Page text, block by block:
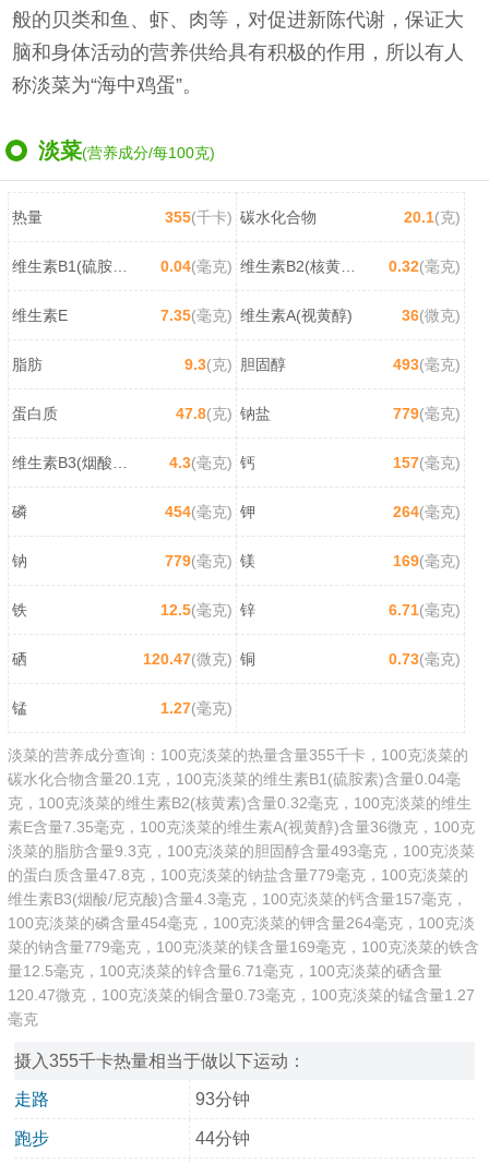
般的贝类和鱼、虾、肉等，对促进新陈代谢，保证大
脑和身体活动的营养供给具有积极的作用，所以有人
称淡菜为“海中鸡蛋”。
淡菜(营养成分/每100克)
热量 355(千卡) 碳水化合物 20.1(克)
维生素B1(硫胺素) 0.04(毫克) 维生素B2(核黄素) 0.32(毫克)
维生素E 7.35(毫克) 维生素A(视黄醇) 36(微克)
脂肪 9.3(克) 胆固醇 493(毫克)
蛋白质 47.8(克) 钠盐 779(毫克)
维生素B3(烟酸/尼克酸) 4.3(毫克) 钙 157(毫克)
磷 454(毫克) 钾 264(毫克)
钠 779(毫克) 镁 169(毫克)
铁 12.5(毫克) 锌 6.71(毫克)
硒 120.47(微克) 铜 0.73(毫克)
锰 1.27(毫克)
淡菜的营养成分查询：100克淡菜的热量含量355千卡，100克淡菜的
碳水化合物含量20.1克，100克淡菜的维生素B1(硫胺素)含量0.04毫
克，100克淡菜的维生素B2(核黄素)含量0.32毫克，100克淡菜的维生
素E含量7.35毫克，100克淡菜的维生素A(视黄醇)含量36微克，100克
淡菜的脂肪含量9.3克，100克淡菜的胆固醇含量493毫克，100克淡菜
的蛋白质含量47.8克，100克淡菜的钠盐含量779毫克，100克淡菜的
维生素B3(烟酸/尼克酸)含量4.3毫克，100克淡菜的钙含量157毫克，
100克淡菜的磷含量454毫克，100克淡菜的钾含量264毫克，100克淡
菜的钠含量779毫克，100克淡菜的镁含量169毫克，100克淡菜的铁含
量12.5毫克，100克淡菜的锌含量6.71毫克，100克淡菜的硒含量
120.47微克，100克淡菜的铜含量0.73毫克，100克淡菜的锰含量1.27
毫克
摄入355千卡热量相当于做以下运动：
走路 93分钟
跑步 44分钟